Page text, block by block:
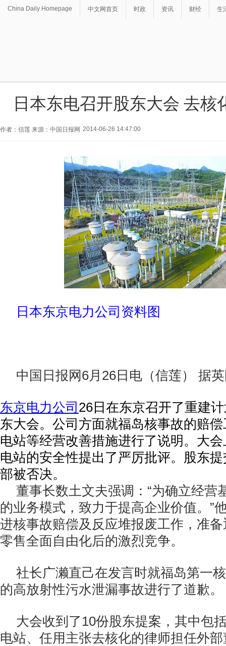
China Daily Homepage 中文网首页 时政 资讯 财经 生
日本东电召开股东大会 去核
作者：信莲 来源：中国日报网 2014-06-26 14:47:00
日本东京电力公司资料图
中国日报网6月26日电（信莲） 据
东京电力公司 26日在东京召开了重建
东大会。公司方面就福岛核事故的赔
电站等经营改善措施进行了说明。大
电站的安全性提出了严厉批评。股东
部被否决。
董事长数土文夫强调：“为确立经营
的业务模式，致力于提高企业价值。”
进核事故赔偿及反应堆报废工作，准
零售全面自由化后的激烈竞争。
社长广濑直己在发言时就福岛第一
的高放射性污水泄漏事故进行了道歉。
大会收到了10份股东提案，其中包
电站、任用主张去核化的律师担任外